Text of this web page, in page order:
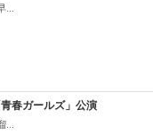
春ガールズ」公演